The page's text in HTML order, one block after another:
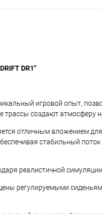
DR1"
игровой опыт,
создают атмосферу
отличным вложением
стабильный
реалистичной
регулируемыми